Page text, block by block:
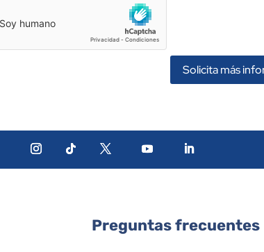
Solicita más
Preguntas frecuentes